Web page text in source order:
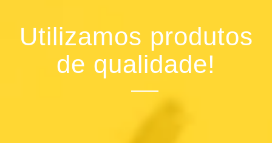
Utilizamos produtos
de qualidade!